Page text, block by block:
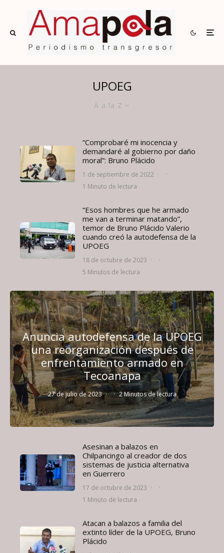
UPOEG
A a la Z
“Comprobaré mi inocencia y
demandaré al gobierno por daño
moral”: Bruno Plácido
1 de septiembre de 2022 ·
·
1 Minuto de lectura
“Esos hombres que he armado
me van a terminar matando”,
temor de Bruno Plácido Valerio
cuando creó la autodefensa de la
UPOEG
18 de octubre de 2023 ·
·
5 Minutos de lectura
Anuncia autodefensa de la UPOEG
una reorganización después de
enfrentamiento armado en
Tecoanapa
27 de julio de 2023 · · 2 Minutos de lectura
Asesinan a balazos en
Chilpancingo al creador de dos
sistemas de justicia alternativa
en Guerrero
17 de octubre de 2023 ·
·
1 Minuto de lectura
Atacan a balazos a familia del
extinto líder de la UPOEG, Bruno
Plácido